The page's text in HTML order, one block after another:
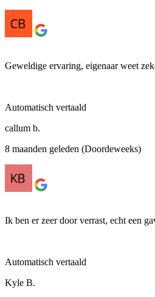
Geweldige ervaring, eigenaar weet
Automatisch vertaald
callum b.
8 maanden geleden (Doordeweeks)
Ik ben er zeer door verrast, echt een
Automatisch vertaald
Kyle B.